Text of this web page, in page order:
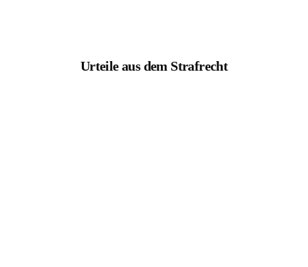
Urteile aus dem Strafrecht